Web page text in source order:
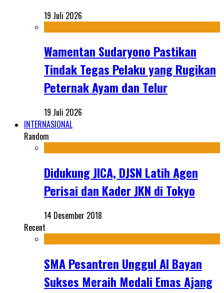
19 Juli 2026
Wamentan Sudaryono Pastikan
Tindak Tegas Pelaku yang Rugikan
Peternak Ayam dan Telur
19 Juli 2026
INTERNASIONAL
Random
Didukung JICA, DJSN Latih Agen
Perisai dan Kader JKN di Tokyo
14 Desember 2018
Recent
SMA Pesantren Unggul Al Bayan
Sukses Meraih Medali Emas Ajang